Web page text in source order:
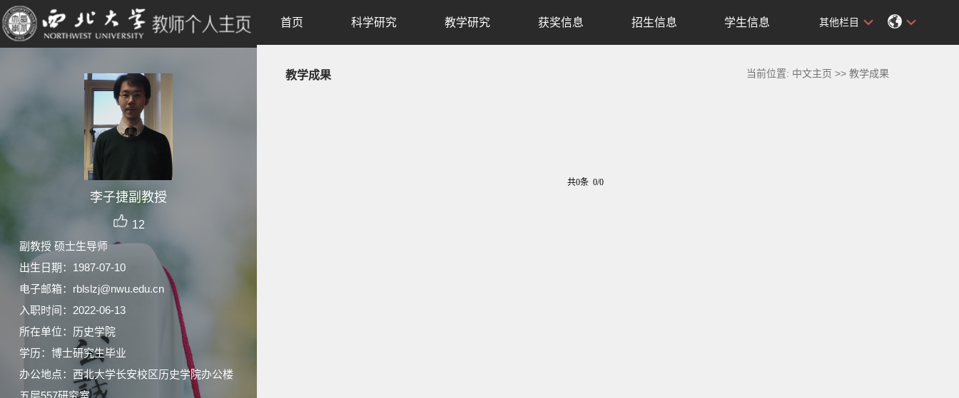
李子捷副教授
12
副教授 硕士生导师
出生日期：1987-07-10
电子邮箱： rblslzj@nwu.edu.cn
入职时间：2022-06-13
所在单位：历史学院
学历：博士研究生毕业
办公地点：西北大学长安校区历史学院办公楼
五层557研究室
首页 科学研究 教学研究 获奖信息 招生信息 学生信息 其他栏目
教学成果 当前位置: 中文主页 >>教学成果
共0条 0/0